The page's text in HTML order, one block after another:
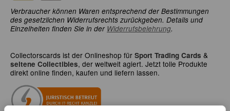
Verbraucher können Waren entsprechend der Bestimmungen
des gesetzlichen Widerrufsrechts zurückgeben. Details und
Einzelheiten finden Sie in der Widerrufsbelehrung.
Collectorscards ist der Onlineshop für Sport Trading Cards &
seltene Collectibles, der weltweit agiert. Jetzt tolle Produkte
direkt online finden, kaufen und liefern lassen.